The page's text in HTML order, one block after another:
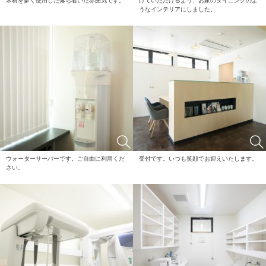
うなインテリアにしました。
ウォーターサーバーです。ご自由に利用くだ
さい。
受付です。いつも笑顔でお迎えいたします。